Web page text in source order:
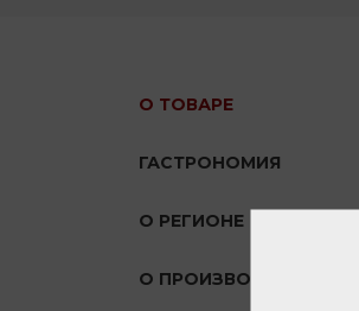
О ТОВАРЕ
ГАСТРОНОМИЯ
О РЕГИОНЕ
О ПРОИЗВОДИТЕЛЕ